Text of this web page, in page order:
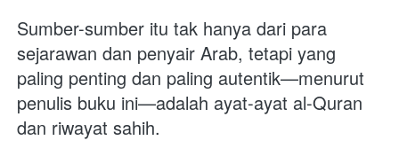
Sumber-sumber itu tak hanya dari para
sejarawan dan penyair Arab, tetapi yang
paling penting dan paling autentik—menurut
penulis buku ini—adalah ayat-ayat al-Quran
dan riwayat sahih.